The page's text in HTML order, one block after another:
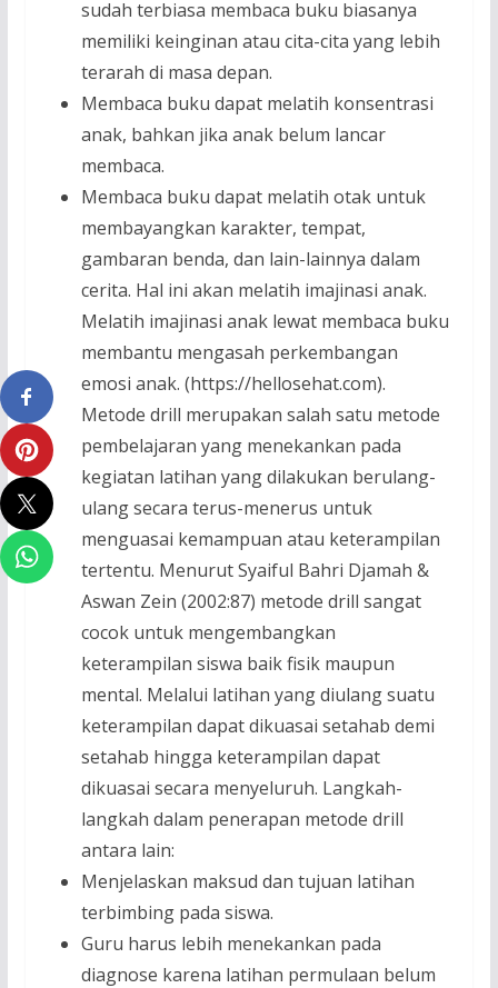
sudah terbiasa membaca buku biasanya
memiliki keinginan atau cita-cita yang lebih
terarah di masa depan.
Membaca buku dapat melatih konsentrasi
anak, bahkan jika anak belum lancar
membaca.
Membaca buku dapat melatih otak untuk
membayangkan karakter, tempat,
gambaran benda, dan lain-lainnya dalam
cerita. Hal ini akan melatih imajinasi anak.
Melatih imajinasi anak lewat membaca buku
membantu mengasah perkembangan
emosi anak. (https://hellosehat.com).
Metode drill merupakan salah satu metode
pembelajaran yang menekankan pada
kegiatan latihan yang dilakukan berulang-
ulang secara terus-menerus untuk
menguasai kemampuan atau keterampilan
tertentu. Menurut Syaiful Bahri Djamah &
Aswan Zein (2002:87) metode drill sangat
cocok untuk mengembangkan
keterampilan siswa baik fisik maupun
mental. Melalui latihan yang diulang suatu
keterampilan dapat dikuasai setahab demi
setahab hingga keterampilan dapat
dikuasai secara menyeluruh. Langkah-
langkah dalam penerapan metode drill
antara lain:
Menjelaskan maksud dan tujuan latihan
terbimbing pada siswa.
Guru harus lebih menekankan pada
diagnose karena latihan permulaan belum